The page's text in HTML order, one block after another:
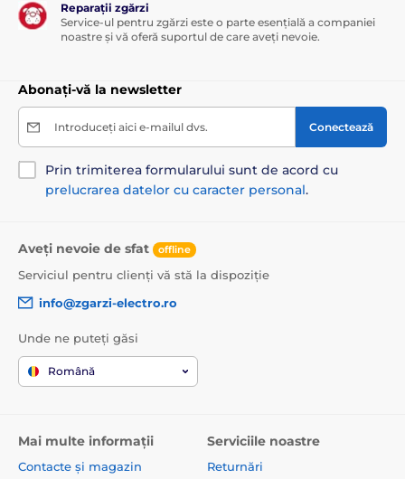
Reparații zgărzi
Service-ul pentru zgărzi este o parte esențială a companiei
noastre și vă oferă suportul de care aveți nevoie.
Abonați-vă la newsletter
Introduceți aici e-mailul dvs. Conectează
Prin trimiterea formularului sunt de acord cu
prelucrarea datelor cu caracter personal.
Aveți nevoie de sfat offline
Serviciul pentru clienți vă stă la dispoziție
info@zgarzi-electro.ro
Unde ne puteți găsi
Română
Mai multe informații
Contacte și magazin
Serviciile noastre
Returnări